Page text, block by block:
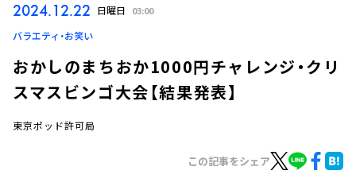
ログイン
2024.12.22 日曜日 03:00
バラエティ・お笑い
おかしのまちおか1000円チャレンジ・クリ
スマスビンゴ大会【結果発表】
東京ポッド許可局
この記事をシェア